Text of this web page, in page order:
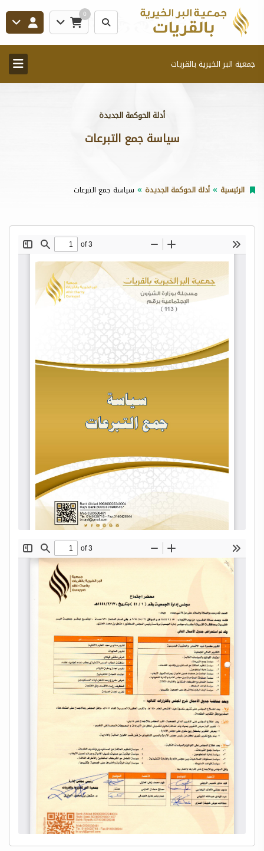
0
جمعية البر الخيرية بالقريات
أدلة الحوكمة الجديدة
سياسة جمع التبرعات
الرئيسية أدلة الحوكمة الجديدة سياسة جمع التبرعات